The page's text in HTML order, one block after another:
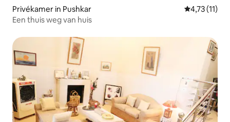
Privékamer in Pushkar Gemiddelde
4,73 (11)
Een thuis weg van huis